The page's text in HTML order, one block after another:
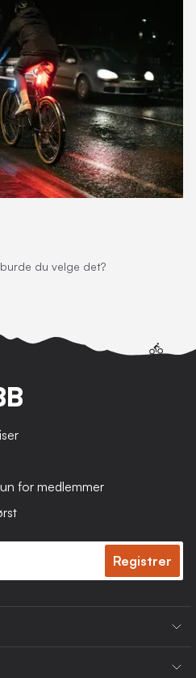
du velge det?
for medlemmer
Registrer